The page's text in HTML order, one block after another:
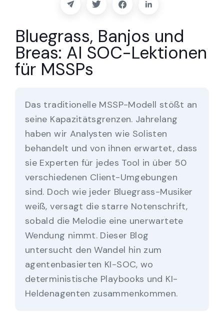
Demo anfordern
Bluegrass, Banjos und
Breas: AI SOC-Lektionen
für MSSPs
Das traditionelle MSSP-Modell stößt an
seine Kapazitätsgrenzen. Jahrelang
haben wir Analysten wie Solisten
behandelt und von ihnen erwartet, dass
sie Experten für jedes Tool in über 50
verschiedenen Client-Umgebungen
sind. Doch wie jeder Bluegrass-Musiker
weiß, versagt die starre Notenschrift,
sobald die Melodie eine unerwartete
Wendung nimmt. Dieser Blog
untersucht den Wandel hin zum
agentenbasierten KI-SOC, wo
deterministische Playbooks und KI-
Heldenagenten zusammenkommen.